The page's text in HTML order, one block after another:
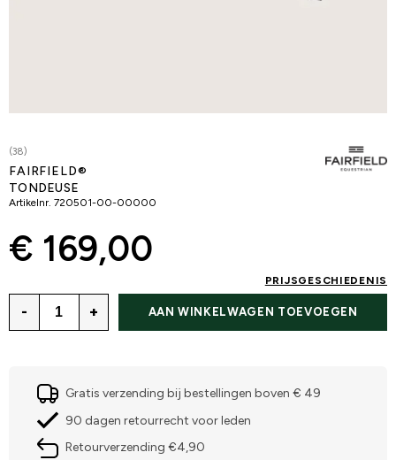
(38)
FAIRFIELD®
TONDEUSE
Artikelnr. 720501-00-00000
€ 169,00
PRIJSGESCHIEDENIS
- + AAN WINKELWAGEN TOEVOEGEN
Gratis verzending bij bestellingen boven € 49
90 dagen retourrecht voor leden
Retourverzending €4,90